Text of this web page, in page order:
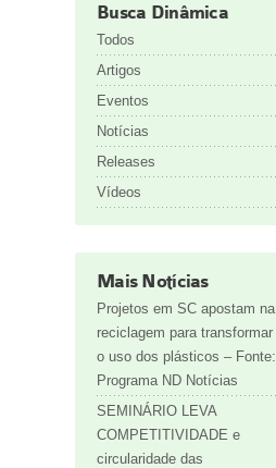
Busca Dinâmica
Todos
Artigos
Eventos
Notícias
Releases
Vídeos
Mais Notícias
Projetos em SC apostam na
reciclagem para transformar
o uso dos plásticos – Fonte:
Programa ND Notícias
SEMINÁRIO LEVA
COMPETITIVIDADE e
circularidade das